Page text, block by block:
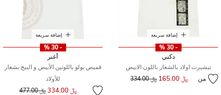
إضافة سريعة
- 30 %
دكني
تيشيرت اولاد بالشعار باللون الابيض
من ﷼ 165.00 سعر مخفض من﷼ 334.00
إضافة سريعة
- 30 %
أغنر
قميص بولو باللونين الأبيض و البيج بشعار
للأولاد
﷼ 334.00 سعر مخفض من
﷼ 477.00 إلى